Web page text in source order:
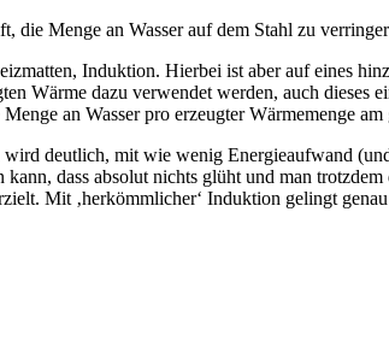
die Menge an Wasser auf dem Stahl zu
Induktion. Hierbei ist aber auf eines
Wärme dazu verwendet werden, auch dieses
an Wasser pro erzeugter Wärmemenge
deutlich, mit wie wenig Energieaufwand
dass absolut nichts glüht und man
Mit ‚herkömmlicher‘ Induktion gelingt